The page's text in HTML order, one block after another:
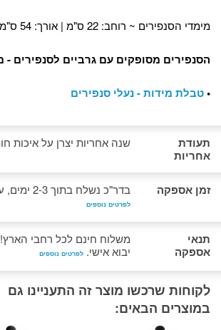
מימדי הסנפירים ~ רוחב: 22 ס"מ | אורך: 54 ס"מ
הסנפירים מסופקים עם גרביים לסנפירים -
•טבלת מידות - נעלי סנפירים
תעודת
אחריות
שנה אחריות יצרן על איכות
זמן אספקה בדר"כ נשלח בתוך 2-3 ימים, עד 21 ימי עסקים.
לפרטים נוספים
תנאי
אספקה
משלוח חינם לכל רחבי
יבוא אישי. לפרטים נוספים
לקוחות שרכשו מוצר זה התעניינו גם
במוצרים הבאים: